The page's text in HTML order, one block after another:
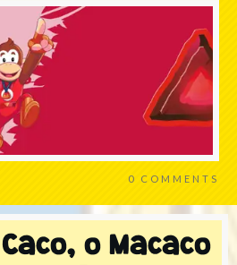
0 COMMENTS
o Macaco